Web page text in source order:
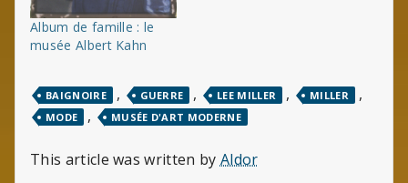
Album de famille : le
musée Albert Kahn
BAIGNOIRE , GUERRE , LEE MILLER , MILLER ,
MODE , MUSÉE D'ART MODERNE
This article was written by Aldor